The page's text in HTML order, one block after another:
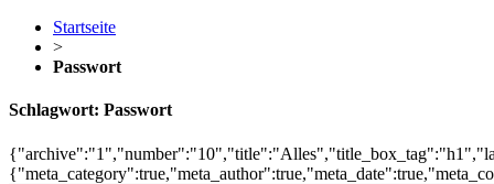
Startseite
>
Passwort
Schlagwort: Passwort